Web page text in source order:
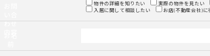
わせ
物件の詳細を知りたい 実際の物件を見たい
入居に関して相談したい
お店(不動産会社)に